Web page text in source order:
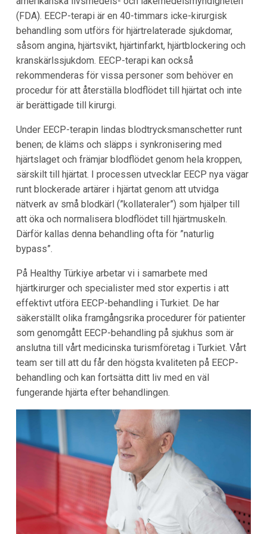
(FDA). EECP-terapi är en 40-timmars icke-kirurgisk
behandling som utförs för hjärtrelaterade sjukdomar,
såsom angina, hjärtsvikt, hjärtinfarkt, hjärtblockering och
kranskärlssjukdom. EECP-terapi kan också
rekommenderas för vissa personer som behöver en
procedur för att återställa blodflödet till hjärtat och inte
är berättigade till kirurgi.
Under EECP-terapin lindas blodtrycksmanschetter runt
benen; de kläms och släpps i synkronisering med
hjärtslaget och främjar blodflödet genom hela kroppen,
särskilt till hjärtat. I processen utvecklar EECP nya vägar
runt blockerade artärer i hjärtat genom att utvidga
nätverk av små blodkärl (”kollateraler”) som hjälper till
att öka och normalisera blodflödet till hjärtmuskeln.
Därför kallas denna behandling ofta för ”naturlig
bypass”.
På Healthy Türkiye arbetar vi i samarbete med
hjärtkirurger och specialister med stor expertis i att
effektivt utföra EECP-behandling i Turkiet. De har
säkerställt olika framgångsrika procedurer för patienter
som genomgått EECP-behandling på sjukhus som är
anslutna till vårt medicinska turismföretag i Turkiet. Vårt
team ser till att du får den högsta kvaliteten på EECP-
behandling och kan fortsätta ditt liv med en väl
fungerande hjärta efter behandlingen.